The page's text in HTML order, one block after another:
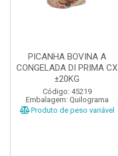
PICANHA BOVINA A
CONGELADA DI PRIMA CX
±20KG
Código: 45219
Embalagem: Quilograma
Produto de peso variável